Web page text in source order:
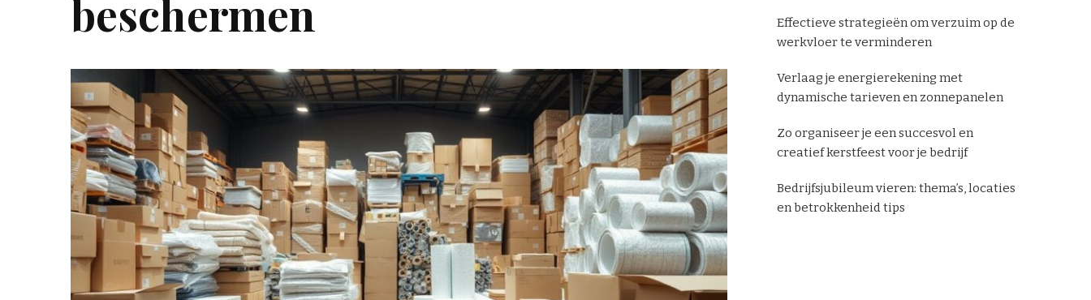
beschermen
Effectieve strategieën om verzuim op de
werkvloer te verminderen
Verlaag je energierekening met
dynamische tarieven en zonnepanelen
Zo organiseer je een succesvol en
creatief kerstfeest voor je bedrijf
Bedrijfsjubileum vieren: thema’s, locaties
en betrokkenheid tips